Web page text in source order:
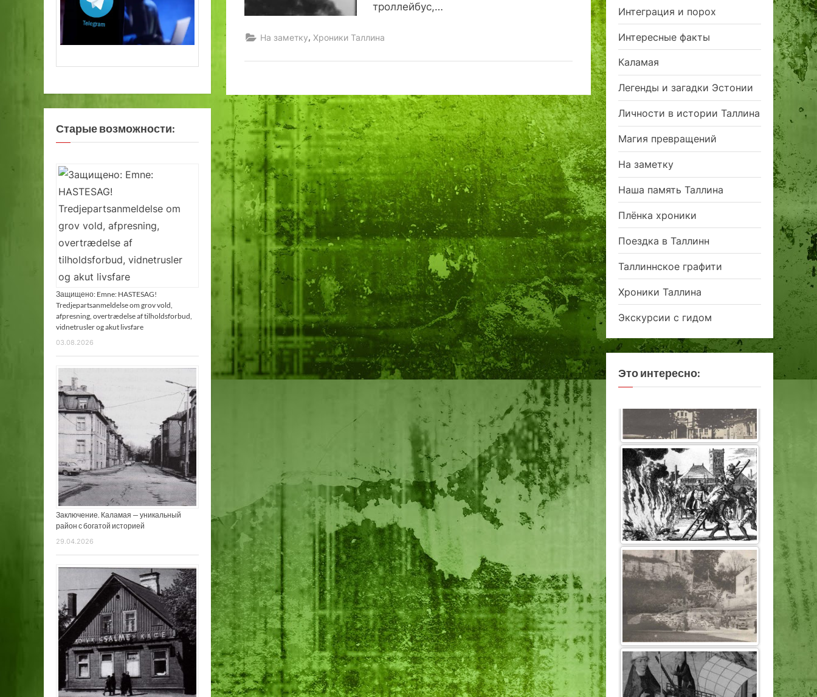
троллейбус,…
На заметку, Хроники Таллина
Старые возможности:
Защищено: Emne: HASTESAG!
Tredjepartsanmeldelse om grov vold,
afpresning, overtrædelse af tilholdsforbud,
vidnetrusler og akut livsfare
03.08.2026
Заключение. Каламая — уникальный
район с богатой историей
29.04.2026
Интеграция и порох
Интересные факты
Каламая
Легенды и загадки Эстонии
Личности в истории Таллина
Магия превращений
На заметку
Наша память Таллина
Плёнка хроники
Поездка в Таллинн
Таллиннское графити
Хроники Таллина
Экскурсии с гидом
Это интересно: